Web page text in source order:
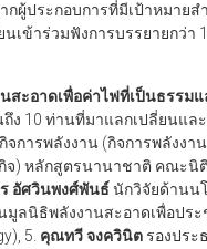
กผู้ประกอบการที่มีเป้าหมาย
ยนเข้าร่วมฟังการบรรยายก
สะอาดเพื่อค่าไฟที่เป็นธรรม
10 ท่านที่มาแลกเปลี่ยนแล
การพลังงาน (กิจการพลังงาน
) หลักสูตรนานาชาติ คณะนิ
อัศวินพงศ์พันธ์ นักวิจัยด้านน
มูลนิธิพลังงานสะอาดเพื่อปร
5. คุณทวี จงควินิต รองประ